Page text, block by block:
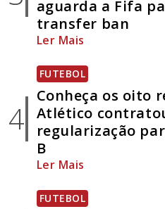
aguarda a Fifa
transfer ban
Ler Mais
4
FUTEBOL
Conheça os oito
Atlético
regularização
B
Ler Mais
FUTEBOL